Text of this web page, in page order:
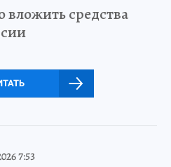
вложить средства
7:53